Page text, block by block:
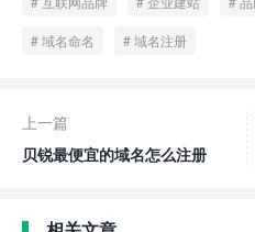
域名命名 域名注册
上一篇
贝锐最便宜的域名怎么注册